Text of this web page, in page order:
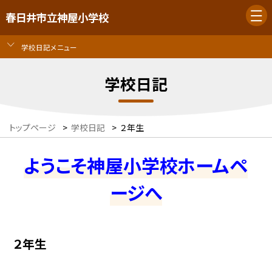
春日井市立神屋小学校
学校日記メニュー
学校日記
トップページ > 学校日記 > ２年生
ようこそ神屋小学校ホームペ
ージへ
２年生